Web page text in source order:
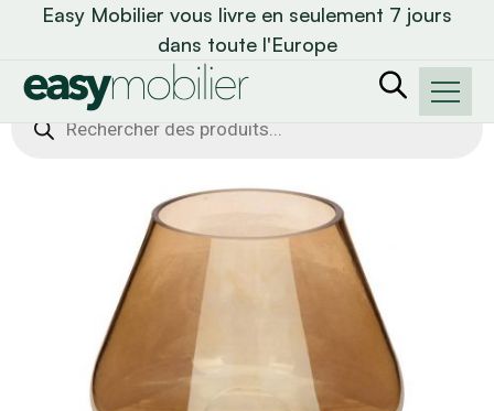
Easy Mobilier vous livre en seulement 7 jours
dans toute l'Europe
Recherche
de